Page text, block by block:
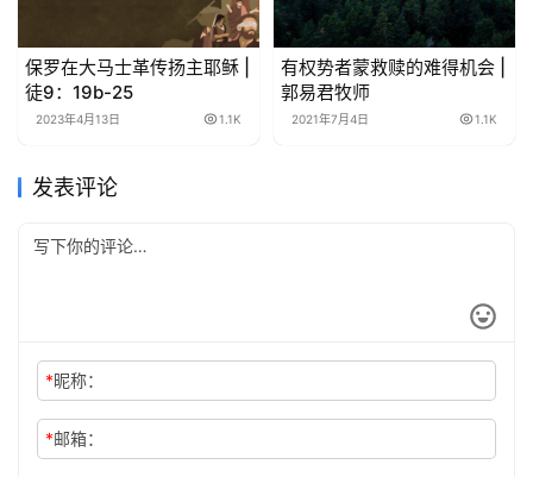
保罗在大马士革传扬主耶稣 |
徒9：19b-25
2023年4月13日 1.1K
有权势者蒙救赎的难得机会 |
郭易君牧师
2021年7月4日 1.1K
发表评论
*昵称：
*邮箱：